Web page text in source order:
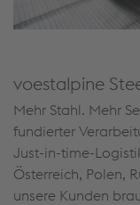
voestalpine
Mehr Stahl. Mehr
fundierter
Just-in-time-
Österreich, Polen,
unsere Kunden